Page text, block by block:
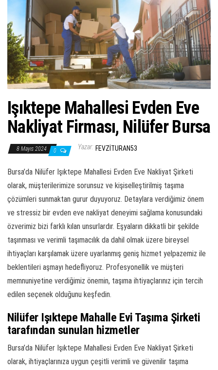
t
i
r
Işıktepe Mahallesi Evden Eve
Nakliyat Firması, Nilüfer Bursa
8 Mayıs 2024 0 Yazar: FEVZITURAN53
Bursa’da Nilüfer Işıktepe Mahallesi Evden Eve Nakliyat Şirketi
olarak, müşterilerimize sorunsuz ve kişiselleştirilmiş taşıma
çözümleri sunmaktan gurur duyuyoruz. Detaylara verdiğimiz önem
ve stressiz bir evden eve nakliyat deneyimi sağlama konusundaki
özverimiz bizi farklı kılan unsurlardır. Eşyaların dikkatli bir şekilde
taşınması ve verimli taşımacılık da dahil olmak üzere bireysel
ihtiyaçları karşılamak üzere uyarlanmış geniş hizmet yelpazemiz ile
beklentileri aşmayı hedefliyoruz. Profesyonellik ve müşteri
memnuniyetine verdiğimiz önemin, taşıma ihtiyaçlarınız için tercih
edilen seçenek olduğunu keşfedin.
Nilüfer Işıktepe Mahalle Evi Taşıma Şirketi
tarafından sunulan hizmetler
Bursa’da Nilüfer Işıktepe Mahallesi Evden Eve Nakliyat Şirketi
olarak, ihtiyaçlarınıza uygun çeşitli verimli ve güvenilir taşıma